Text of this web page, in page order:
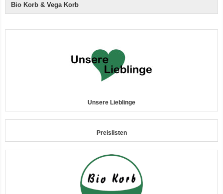
12er-VE Ente, Reis und Karotten 400 g BioPur Bio Hundefutter
Bio Korb & Vega Korb
Unsere Lieblinge
Preislisten